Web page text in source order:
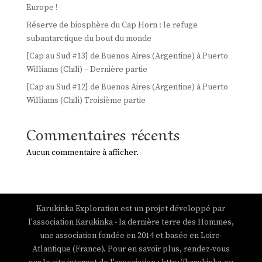
Europe !
Réserve de biosphère du Cap Horn : le refuge
subantarctique du bout du monde
[Cap au Sud #13] de Buenos Aires (Argentine) à Puerto
Williams (Chili) – Dernière partie
[Cap au Sud #12] de Buenos Aires (Argentine) à Puerto
Williams (Chili) Troisième partie
Commentaires récents
Aucun commentaire à afficher.
Karukinka Exploration est un projet développé par
l'association Karukinka - la dernière terre des Hommes,
une association fondée en 2014 et basée en Loire-
Atlantique (France). Pour en savoir plus, rendez-vous